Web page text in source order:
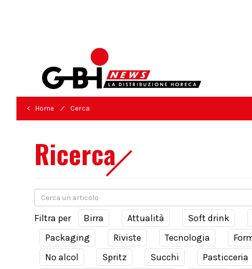
< Home / Cerca
Ricerca
Filtra per Birra Attualità Soft drink
Packaging
Riviste Tecnologia
No alcol
Spritz Succhi Pasticceria